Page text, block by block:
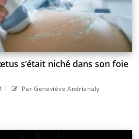
s’était niché dans son foie
| Par Geneviève Andrianaly